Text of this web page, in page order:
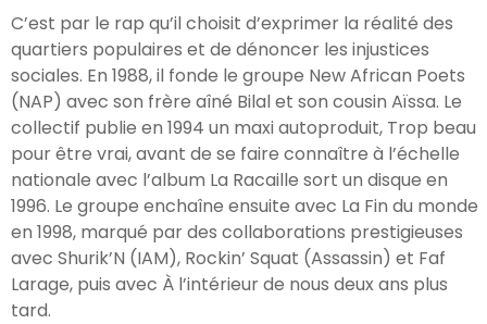
C’est par le rap qu’il choisit d’exprimer la réalité des
quartiers populaires et de dénoncer les injustices
sociales. En 1988, il fonde le groupe New African Poets
(NAP) avec son frère aîné Bilal et son cousin Aïssa. Le
collectif publie en 1994 un maxi autoproduit, Trop beau
pour être vrai, avant de se faire connaître à l’échelle
nationale avec l’album La Racaille sort un disque en
1996. Le groupe enchaîne ensuite avec La Fin du monde
en 1998, marqué par des collaborations prestigieuses
avec Shurik’N (IAM), Rockin’ Squat (Assassin) et Faf
Larage, puis avec À l’intérieur de nous deux ans plus
tard.